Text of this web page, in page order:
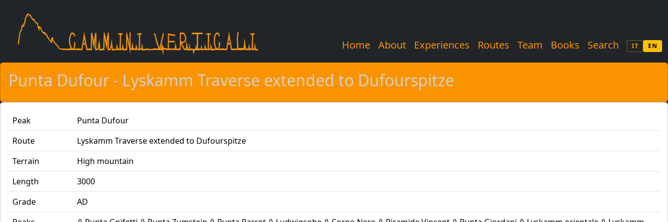
Home About Experiences Routes Team Books Search IT EN
Punta Dufour - Lyskamm Traverse extended to Dufourspitze
Peak
Punta Dufour
Route
Lyskamm Traverse extended to Dufourspitze
Terrain
High mountain
Length
3000
Grade
AD